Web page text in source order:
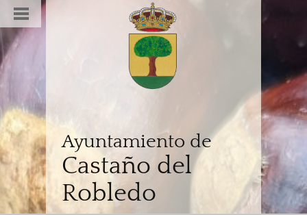
Ayuntamiento de
Castaño del
Robledo